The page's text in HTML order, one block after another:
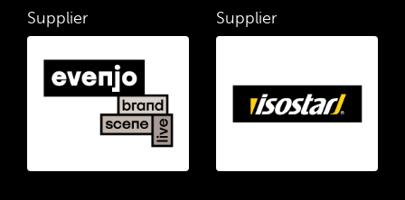
Supplier Supplier